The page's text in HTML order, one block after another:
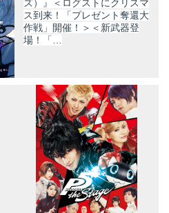
ズ）』＜ログストにクリスマ
ス到来！「プレゼント奪還大
作戦」開催！＞＜新武器登
場！「…